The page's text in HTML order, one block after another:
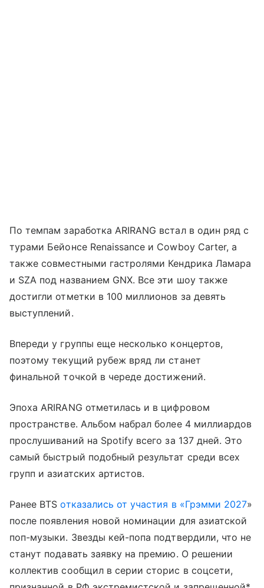
По темпам заработка ARIRANG встал в один ряд с
турами Бейонсе Renaissance и Cowboy Carter, а
также совместными гастролями Кендрика Ламара
и SZA под названием GNX. Все эти шоу также
достигли отметки в 100 миллионов за девять
выступлений.
Впереди у группы еще несколько концертов,
поэтому текущий рубеж вряд ли станет
финальной точкой в череде достижений.
Эпоха ARIRANG отметилась и в цифровом
пространстве. Альбом набрал более 4 миллиардов
прослушиваний на Spotify всего за 137 дней. Это
самый быстрый подобный результат среди всех
групп и азиатских артистов.
Ранее BTSотказались от участия в «Грэмми 2027»
после появления новой номинации для азиатской
поп-музыки. Звезды кей-попа подтвердили, что не
станут подавать заявку на премию. О решении
коллектив сообщил в серии сторис в соцсети,